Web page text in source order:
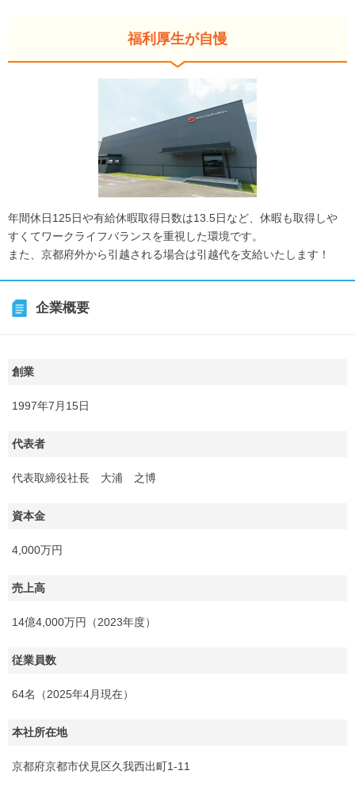
福利厚生が自慢
年間休日125日や有給休暇取得日数は13.5日など、休暇も取得しや
すくてワークライフバランスを重視した環境です。
また、京都府外から引越される場合は引越代を支給いたします！
企業概要
創業
1997年7月15日
代表者
代表取締役社長 大浦 之博
資本金
4,000万円
売上高
14億4,000万円（2023年度）
従業員数
64名（2025年4月現在）
本社所在地
京都府京都市伏見区久我西出町1-11